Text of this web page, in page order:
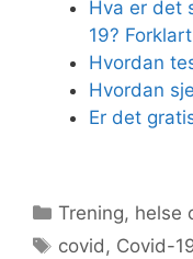
Hva er det
19? Forklart
Hvordan
Hvordan
Er det
Kategorier
Trening, helse
Stikkord
covid, Covid-